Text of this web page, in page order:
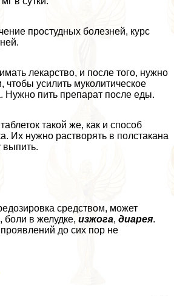
простудных болезней, курс
лекарство, и после того, нужно
чтобы усилить муколитическое
Нужно пить препарат после еды.
такой же, как и способ
Их нужно растворять в полстакана
выпить.
средством, может
боли в желудке, изжога, диарея.
до сих пор не